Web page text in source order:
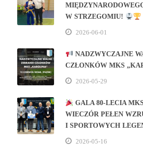
W STRZEGOMIU!
2026-06-01
NADZWYCZAJNE
CZŁONKÓW MKS
2026-05-29
GALA 80‑LECIA
WIECZÓR PEŁEN
I SPORTOWYCH
2026-05-16